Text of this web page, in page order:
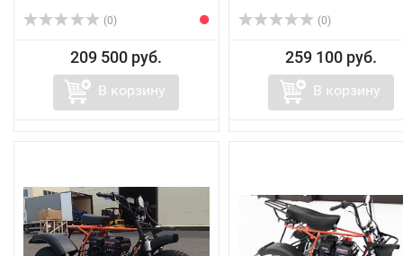
(0)
209 500 руб.
В корзину
(0)
259 100 руб.
В корзину